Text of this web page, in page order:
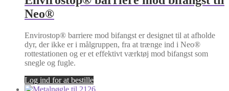
Neo®
Envirostop® barriere mod bifangst er designet til at afholde
dyr, der ikke er i målgruppen, fra at trænge ind i Neo®
rottestationen og er et effektivt værktøj mod bifangst som
snegle og fugle.
Log ind for at bestille